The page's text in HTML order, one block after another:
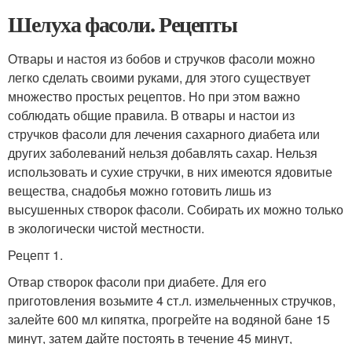
Шелуха фасоли. Рецепты
Отвары и настоя из бобов и стручков фасоли можно
легко сделать своими руками, для этого существует
множество простых рецептов. Но при этом важно
соблюдать общие правила. В отвары и настои из
стручков фасоли для лечения сахарного диабета или
других заболеваний нельзя добавлять сахар. Нельзя
использовать и сухие стручки, в них имеются ядовитые
вещества, снадобья можно готовить лишь из
высушенных створок фасоли. Собирать их можно только
в экологически чистой местности.
Рецепт 1.
Отвар створок фасоли при диабете. Для его
приготовления возьмите 4 ст.л. измельченных стручков,
залейте 600 мл кипятка, прогрейте на водяной бане 15
минут, затем дайте постоять в течение 45 минут,